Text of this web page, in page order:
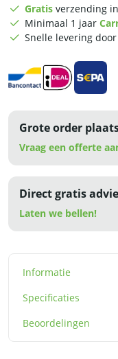
230V
aantal
Gratis verzending
Minimaal 1 jaar
Snelle levering door
Grote order
Vraag een offerte
Direct gratis
Laten we bellen!
Informatie
Specificaties
Beoordelingen